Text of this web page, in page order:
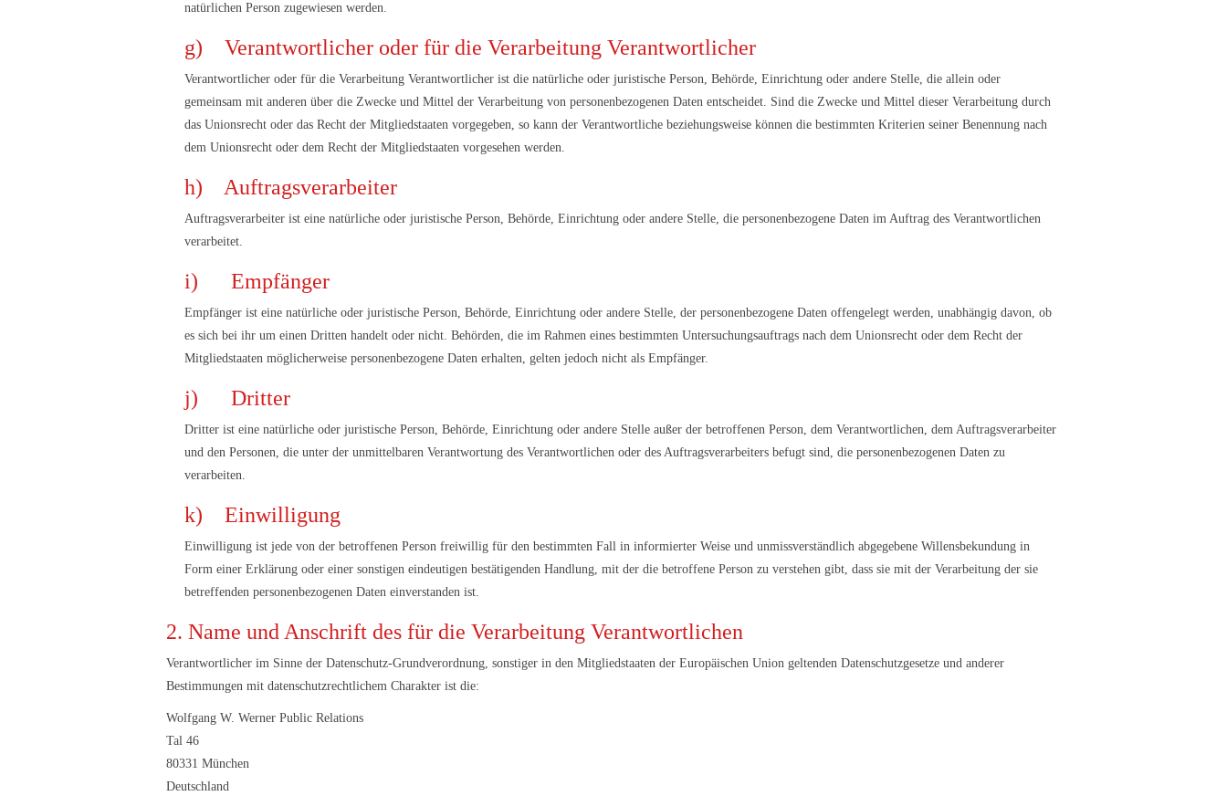
natürlichen Person zugewiesen werden.
g) Verantwortlicher oder für die Verarbeitung Verantwortlicher
Verantwortlicher oder für die Verarbeitung Verantwortlicher ist die natürliche oder juristische Person, Behörde, Einrichtung oder andere Stelle, die allein oder
gemeinsam mit anderen über die Zwecke und Mittel der Verarbeitung von personenbezogenen Daten entscheidet. Sind die Zwecke und Mittel dieser Verarbeitung durch
das Unionsrecht oder das Recht der Mitgliedstaaten vorgegeben, so kann der Verantwortliche beziehungsweise können die bestimmten Kriterien seiner Benennung nach
dem Unionsrecht oder dem Recht der Mitgliedstaaten vorgesehen werden.
h) Auftragsverarbeiter
Auftragsverarbeiter ist eine natürliche oder juristische Person, Behörde, Einrichtung oder andere Stelle, die personenbezogene Daten im Auftrag des Verantwortlichen
verarbeitet.
i) Empfänger
Empfänger ist eine natürliche oder juristische Person, Behörde, Einrichtung oder andere Stelle, der personenbezogene Daten offengelegt werden, unabhängig davon, ob
es sich bei ihr um einen Dritten handelt oder nicht. Behörden, die im Rahmen eines bestimmten Untersuchungsauftrags nach dem Unionsrecht oder dem Recht der
Mitgliedstaaten möglicherweise personenbezogene Daten erhalten, gelten jedoch nicht als Empfänger.
j) Dritter
Dritter ist eine natürliche oder juristische Person, Behörde, Einrichtung oder andere Stelle außer der betroffenen Person, dem Verantwortlichen, dem Auftragsverarbeiter
und den Personen, die unter der unmittelbaren Verantwortung des Verantwortlichen oder des Auftragsverarbeiters befugt sind, die personenbezogenen Daten zu
verarbeiten.
k) Einwilligung
Einwilligung ist jede von der betroffenen Person freiwillig für den bestimmten Fall in informierter Weise und unmissverständlich abgegebene Willensbekundung in
Form einer Erklärung oder einer sonstigen eindeutigen bestätigenden Handlung, mit der die betroffene Person zu verstehen gibt, dass sie mit der Verarbeitung der sie
betreffenden personenbezogenen Daten einverstanden ist.
2. Name und Anschrift des für die Verarbeitung Verantwortlichen
Verantwortlicher im Sinne der Datenschutz-Grundverordnung, sonstiger in den Mitgliedstaaten der Europäischen Union geltenden Datenschutzgesetze und anderer
Bestimmungen mit datenschutzrechtlichem Charakter ist die:
Wolfgang W. Werner Public Relations
Tal 46
80331 München
Deutschland